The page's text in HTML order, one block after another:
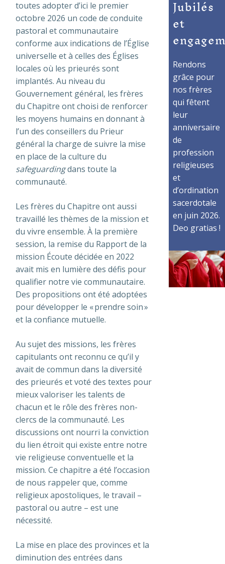
toutes adopter d’ici le premier
octobre 2026 un code de conduite
pastoral et communautaire
conforme aux indications de l’Église
universelle et à celles des Églises
locales où les prieurés sont
implantés. Au niveau du
Gouvernement général, les frères
du Chapitre ont choisi de renforcer
les moyens humains en donnant à
l’un des conseillers du Prieur
général la charge de suivre la mise
en place de la culture du
safeguardingdans toute la
communauté.
Les frères du Chapitre ont aussi
travaillé les thèmes de la mission et
du vivre ensemble. À la première
session, la remise du Rapport de la
mission Écoute décidée en 2022
avait mis en lumière des défis pour
qualifier notre vie communautaire.
Des propositions ont été adoptées
pour développer le « prendre soin »
et la confiance mutuelle.
Au sujet des missions, les frères
capitulants ont reconnu ce qu’il y
avait de commun dans la diversité
des prieurés et voté des textes pour
mieux valoriser les talents de
chacun et le rôle des frères non-
clercs de la communauté. Les
discussions ont nourri la conviction
du lien étroit qui existe entre notre
vie religieuse conventuelle et la
mission. Ce chapitre a été l’occasion
de nous rappeler que, comme
religieux apostoliques, le travail –
pastoral ou autre – est une
nécessité.
La mise en place des provinces et la
diminution des entrées dans
Jubilés
et
Rendons
grâce pour
nos frères
qui fêtent
leur
anniversaire
de
profession
religieuses
et
d’ordination
sacerdotale
en juin 2026.
Deo gratias !